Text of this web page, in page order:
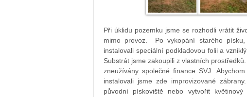
Při úklidu pozemku jsme se rozhodli vrátit
mimo provoz. Po vykopání starého
instalovali speciální podkladovou folii a
Substrát jsme zakoupili z vlastních
zneužívány společné finance SVJ.
instalovali jsme zde improvizované
původní pískoviště nebo vytvořit